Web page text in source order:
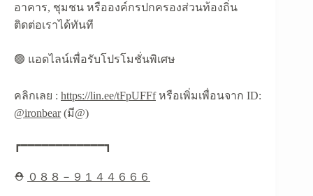
อาคาร, ชุมชน หรือองค์กรปกครองส่วนท้องถิ่น
ติดต่อเราได้ทันที
🟢 แอดไลน์เพื่อรับโปรโมชั่นพิเศษ
คลิกเลย : https://lin.ee/tFpUFFfหรือเพิ่มเพื่อนจาก ID:
@ironbear(มี@)
┏━━━━━━━━━━━━┓
⛑ ０８８－９１４４６６６